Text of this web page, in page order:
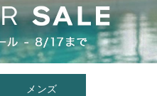
メンズ